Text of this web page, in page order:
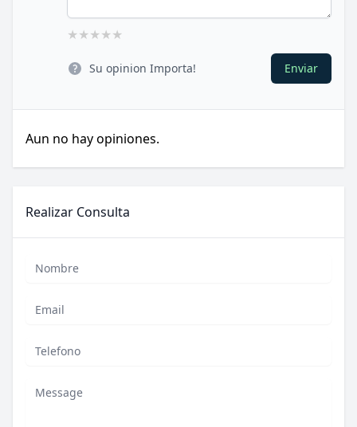
★★★★★
Su opinion Importa! Enviar
Aun no hay opiniones.
Realizar Consulta
Nombre
Email
Phone
Mensaje